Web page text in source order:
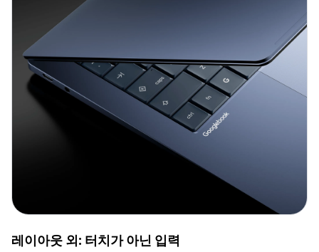
레이아웃 외: 터치가 아닌 입력